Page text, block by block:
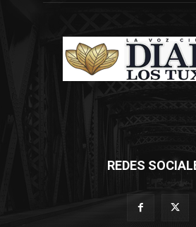
REDES